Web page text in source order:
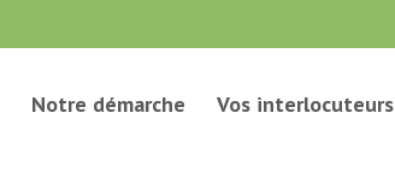
Notre démarche Vos interlocuteurs